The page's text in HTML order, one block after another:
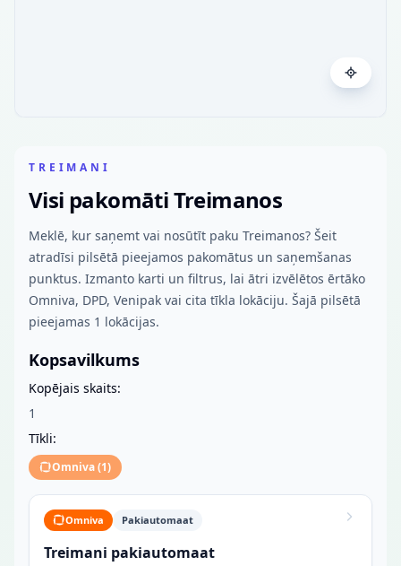
TREIMANI
Visi pakomāti Treimanos
Meklē, kur saņemt vai nosūtīt paku Treimanos? Šeit
atradīsi pilsētā pieejamos pakomātus un saņemšanas
punktus. Izmanto karti un filtrus, lai ātri izvēlētos ērtāko
Omniva, DPD, Venipak vai cita tīkla lokāciju. Šajā pilsētā
pieejamas 1 lokācijas.
Kopsavilkums
Kopējais skaits:
1
Tīkli:
Omniva(1)
Omniva Pakiautomaat
Treimani pakiautomaat